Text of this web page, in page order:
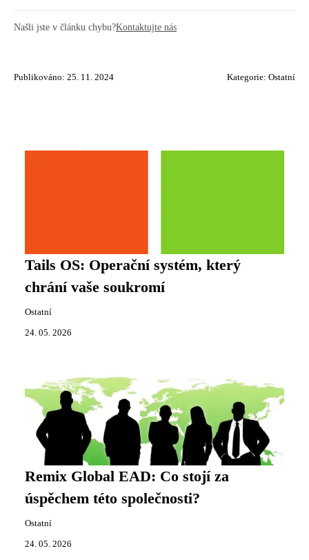
Našli jste v článku chybu?Kontaktujte nás
Publikováno: 25. 11. 2024 Kategorie: Ostatní
Tails OS: Operační systém, který
chrání vaše soukromí
Ostatní
24. 05. 2026
Remix Global EAD: Co stojí za
úspěchem této společnosti?
Ostatní
24. 05. 2026